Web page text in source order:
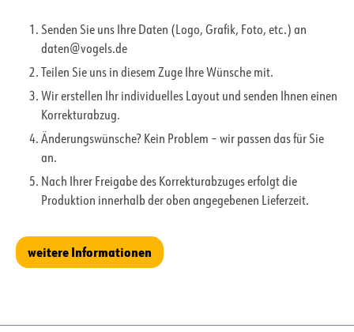
Senden Sie uns Ihre Daten (Logo, Grafik, Foto, etc.) an
daten@vogels.de
Teilen Sie uns in diesem Zuge Ihre Wünsche mit.
Wir erstellen Ihr individuelles Layout und senden Ihnen einen
Korrekturabzug.
Änderungswünsche? Kein Problem – wir passen das für Sie
an.
Nach Ihrer Freigabe des Korrekturabzuges erfolgt die
Produktion innerhalb der oben angegebenen Lieferzeit.
weitere Informationen